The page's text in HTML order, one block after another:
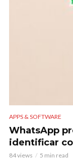
APPS & SOFTWARE
WhatsApp
identificar
84 views 5 min read